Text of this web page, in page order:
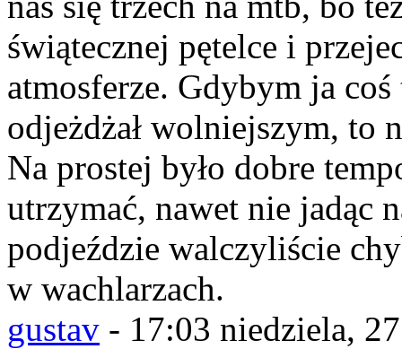
świątecznej pętelce i
atmosferze. Gdybym ja
odjeżdżał wolniejszym, to
Na prostej było dobre
utrzymać, nawet nie jadąc
podjeździe walczyliście
w wachlarzach.
gustav - 17:03 niedziela,